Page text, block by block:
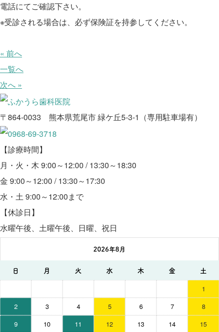
電話にてご確認下さい。
※受診される場合は、必ず保険証を持参してください。
« 前へ
一覧へ
次へ »
〒864-0033 熊本県荒尾市 緑ケ丘5-3-1（専用駐車場有）
【診療時間】
月・火・木 9:00～12:00 / 13:30～18:30
金 9:00～12:00 / 13:30～17:30
水・土 9:00～12:00まで
【休診日】
水曜午後、土曜午後、日曜、祝日
2026年8月
日 月 火 水 木 金 土
1
2
3 4 5 6 7
8
9
10 11 12 13 14
15